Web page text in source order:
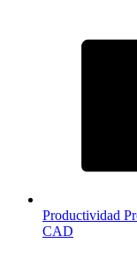
Productividad
CAD